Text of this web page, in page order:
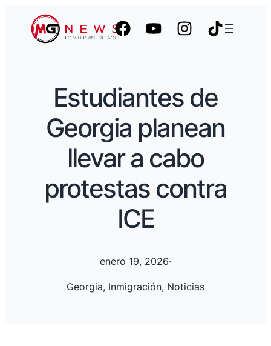
Estudiantes de
Georgia planean
llevar a cabo
protestas contra
ICE
enero 19, 2026·
Georgia, Inmigración, Noticias